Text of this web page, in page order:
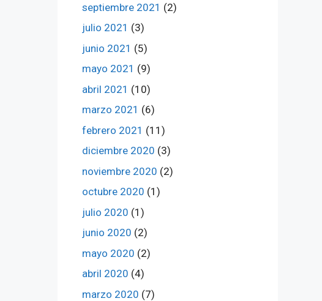
septiembre 2021 (2)
julio 2021 (3)
junio 2021 (5)
mayo 2021 (9)
abril 2021 (10)
marzo 2021 (6)
febrero 2021 (11)
diciembre 2020 (3)
noviembre 2020 (2)
octubre 2020 (1)
julio 2020 (1)
junio 2020 (2)
mayo 2020 (2)
abril 2020 (4)
marzo 2020 (7)